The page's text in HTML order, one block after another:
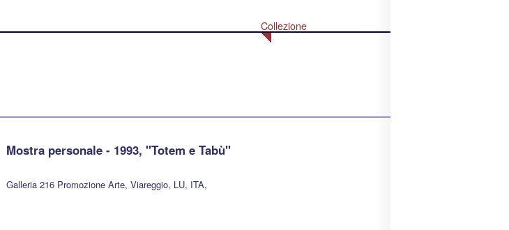
Collezione
Mostra personale - 1993, "Totem e Tabù"
Galleria 216 Promozione Arte, Viareggio, LU, ITA,